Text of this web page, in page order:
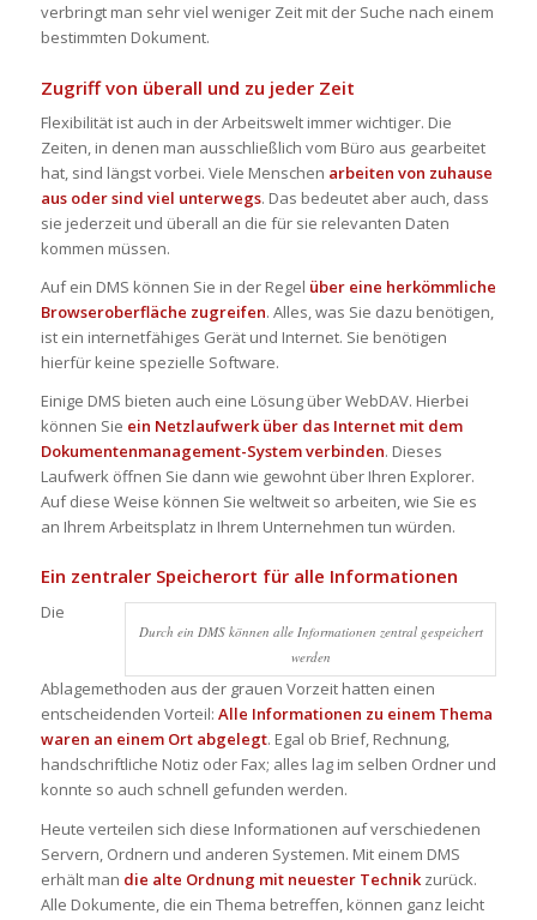
verbringt man sehr viel weniger Zeit mit der Suche nach einem
bestimmten Dokument.
Zugriff von überall und zu jeder Zeit
Flexibilität ist auch in der Arbeitswelt immer wichtiger. Die
Zeiten, in denen man ausschließlich vom Büro aus gearbeitet
hat, sind längst vorbei. Viele Menschen arbeiten von zuhause
aus oder sind viel unterwegs. Das bedeutet aber auch, dass
sie jederzeit und überall an die für sie relevanten Daten
kommen müssen.
Auf ein DMS können Sie in der Regel über eine herkömmliche
Browseroberfläche zugreifen. Alles, was Sie dazu benötigen,
ist ein internetfähiges Gerät und Internet. Sie benötigen
hierfür keine spezielle Software.
Einige DMS bieten auch eine Lösung über WebDAV. Hierbei
können Sie ein Netzlaufwerk über das Internet mit dem
Dokumentenmanagement-System verbinden. Dieses
Laufwerk öffnen Sie dann wie gewohnt über Ihren Explorer.
Auf diese Weise können Sie weltweit so arbeiten, wie Sie es
an Ihrem Arbeitsplatz in Ihrem Unternehmen tun würden.
Ein zentraler Speicherort für alle Informationen
Durch ein DMS können alle Informationen zentral gespeichert
werden
Die
Ablagemethoden aus der grauen Vorzeit hatten einen
entscheidenden Vorteil: Alle Informationen zu einem Thema
waren an einem Ort abgelegt. Egal ob Brief, Rechnung,
handschriftliche Notiz oder Fax; alles lag im selben Ordner und
konnte so auch schnell gefunden werden.
Heute verteilen sich diese Informationen auf verschiedenen
Servern, Ordnern und anderen Systemen. Mit einem DMS
erhält man die alte Ordnung mit neuester Technikzurück.
Alle Dokumente, die ein Thema betreffen, können ganz leicht